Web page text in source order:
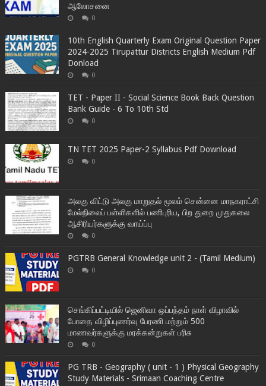
ஆலோசனை
0
10th English Quarterly Exam Original Question Paper
2024-2025 Tirupattur Districts English Medium Pdf
Donload
0
TET - Paper II - Social Science Book Back Question
Bank Guide - 6 To 10th Std
0
TN TET 2025 Paper-2 Syllabus Pdf Download
0
அலகு விட்டு அலகு மாறுதல் மூலம் சென்னை மாநகராட்சி
மேல்நிலைப் பள்ளிகளில் பணிபுரிய, பிற துறை முதுகலை
ஆசிரியர்களுக்கு வாய்ப்பு
0
PGTRB General Knowledge unit 2 - (Tamil Medium)
0
செங்கிப்பட்டியில் ஜெனிவா ஒப்பந்தம் நாள் விழாவில்
போதை விழிப்புணர்வு பேரணி மற்றும் 500
மாணவர்களுக்கு மரக்கன்றுகள் பரிசு
0
PG TRB - Geography ( unit - 1 ) Physical Geography
Study Materials - Srimaan Coaching Centre